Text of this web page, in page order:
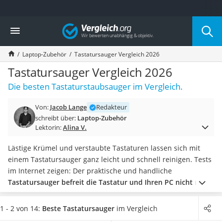
Die beliebtesten Vergleiche nach Kategorie
Elektronik
Powerstation
Monitor 32 Zoll 4K
Fernseher
Drucker
Desktop-PC
Diascanner
Laser-Multifunktionsdrucker
Powerstation mit Solarpanel
Gaming-PC
Soundbar
17-Zoll-Laptop
Satellitenschüssel
Gaming-Headset
Vergleich
Laptop-Zubehör Tastatursauger Vergleich 2026
Tastatursauger Vergleich 2026
Die besten Tastaturstaubsauger im Vergleich.
Von: Jacob Lange
Redakteur
schreibt über: Laptop-Zubehör
Lektorin:Alina V.
Lästige Krümel und verstaubte Tastaturen lassen sich mit
einem Tastatursauger ganz leicht und schnell reinigen. Tests
im Internet zeigen: Der praktische und handliche
Tastatursauger befreit die Tastatur und Ihren PC nicht nur
schnell und effizient von Staub und Schmutz, sondern
verlängert zudem auch die Lebensdauer Ihrer Geräte
1 - 2 von 14: Beste Tastatursauger im Vergleich